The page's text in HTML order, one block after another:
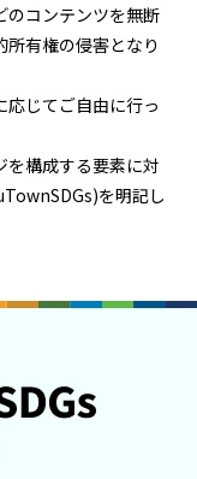
のコンテンツを無断
有権の侵害となり
応じてご自由に行っ
を構成する要素に対
を明記し